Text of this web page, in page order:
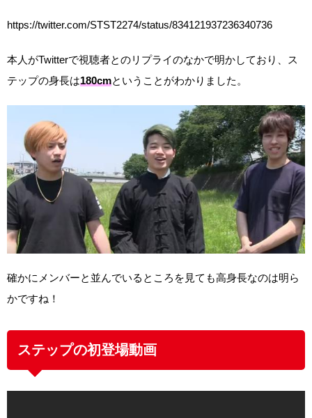
https://twitter.com/STST2274/status/834121937236340736
本人がTwitterで視聴者とのリプライのなかで明かしており、ス
テップの身長は180cmということがわかりました。
確かにメンバーと並んでいるところを見ても高身長なのは明ら
かですね！
ステップの初登場動画